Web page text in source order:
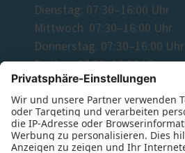
Dienstag: 07:30–16:00 Uhr
Mittwoch: 07:30–16:00 Uhr
Donnerstag: 07:30–16:00 Uhr
Freitag: 07:30–16:00 Uhr